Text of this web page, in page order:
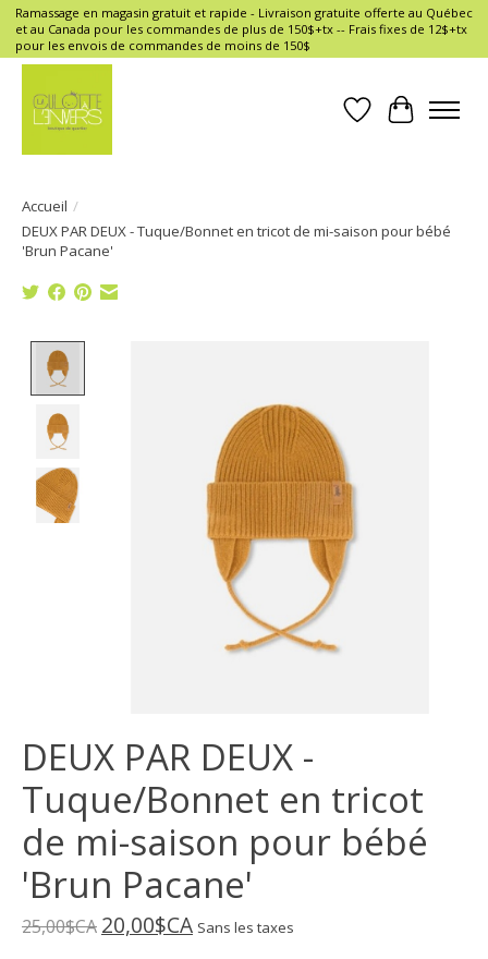
Ramassage en magasin gratuit et rapide - Livraison gratuite offerte au Québec
et au Canada pour les commandes de plus de 150$+tx -- Frais fixes de 12$+tx
pour les envois de commandes de moins de 150$
Liste dePanier
Accueil /
DEUX PAR DEUX - Tuque/Bonnet en tricot de mi-saison pour bébé
'Brun Pacane'
DEUX PAR DEUX -
Tuque/Bonnet en tricot
de mi-saison pour bébé
'Brun Pacane'
25,00$CA 20,00$CA Sans les taxes